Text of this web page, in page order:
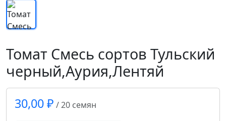
Томат Смесь сортов Тульский
черный,Аурия,Лентяй
30,00 ₽ / 20 семян